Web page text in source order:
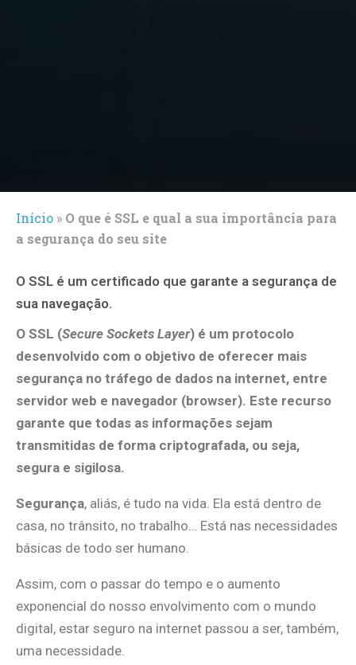
Início » O que é SSL e qual a sua importância para
a segurança do seu site
O SSL é um certificado que garante a segurança de
sua navegação.
O SSL (Secure Sockets Layer) é um protocolo
desenvolvido com o objetivo de oferecer mais
segurança no tráfego de dados na internet, entre
servidor web e navegador (browser). Este recurso
garante que todas as informações sejam
transmitidas de forma criptografada, ou seja,
segura e sigilosa.
Segurança, aliás, é tudo na vida. Ela está dentro de
casa, no trânsito, no trabalho… Está nas necessidades
básicas de todo ser humano.
Assim, com o passar do tempo e o aumento
exponencial do nosso envolvimento com o mundo
digital, estar seguro na internet passou a ser, também,
uma necessidade.